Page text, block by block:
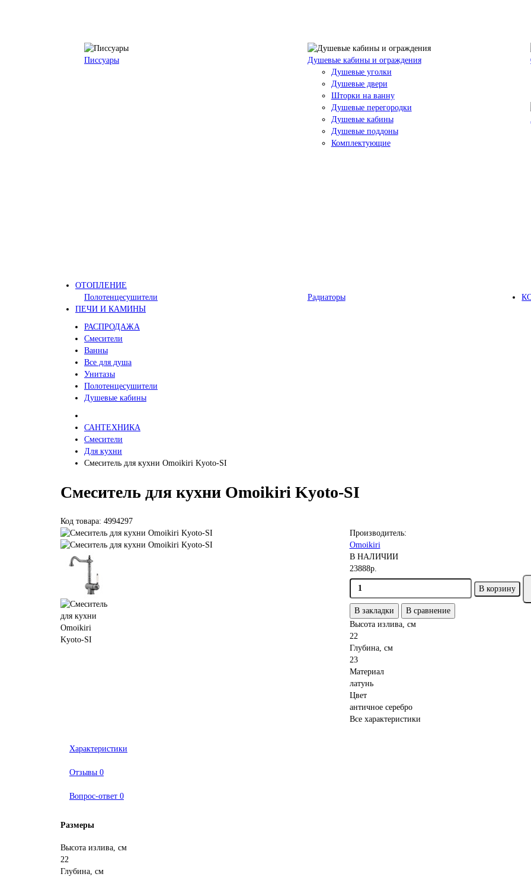
Писсуары
Душевые кабины и ограждения
Душевые уголки
Душевые двери
Шторки на ванну
Душевые перегородки
Душевые кабины
Душевые поддоны
Комплектующие
ОТОПЛЕНИЕ
Полотенцесушители
Радиаторы
ПЕЧИ И КАМИНЫ
РАСПРОДАЖА
Смесители
Ванны
Все для душа
Унитазы
Полотенцесушители
Душевые кабины
САНТЕХНИКА
Смесители
Для кухни
Смеситель для кухни Omoikiri Kyoto-SI
Смеситель для кухни Omoikiri Kyoto-SI
Код товара: 4994297
Производитель:
Omoikiri
В НАЛИЧИИ
23888р.
В корзину
В закладки
В сравнение
Высота излива, см
22
Глубина, см
23
Материал
латунь
Цвет
античное серебро
Все характеристики
Характеристики
Отзывы 0
Вопрос-ответ 0
Размеры
Высота излива, см
22
Глубина, см